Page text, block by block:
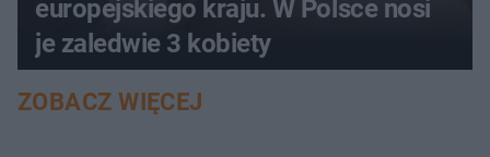
europejskiego kraju. W Polsce nosi
je zaledwie 3 kobiety
ZOBACZ WIĘCEJ